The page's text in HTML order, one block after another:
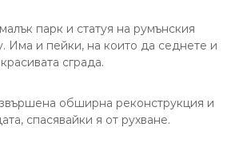
парк и статуя на румънския
Има и пейки, на които да седнете и
сграда.
обширна реконструкция и
спасявайки я от рухване.